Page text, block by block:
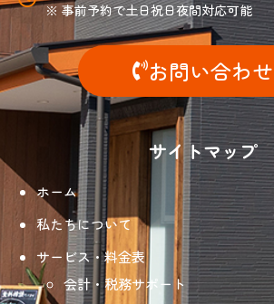
※ 事前予約で土日祝日夜間対応可能
お問い合わせ
サイトマップ
ホーム
私たちについて
サービス・料金表
会計・税務サポート